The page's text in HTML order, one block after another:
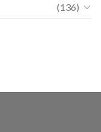
(136)